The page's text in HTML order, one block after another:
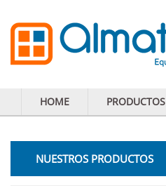
HOME PRODUCTOS
NUESTROS PRODUCTOS